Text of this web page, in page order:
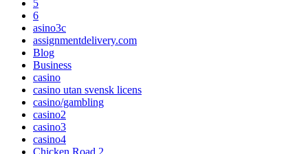
5
6
asino3c
assignmentdelivery.com
Blog
Business
casino
casino utan svensk licens
casino/gambling
casino2
casino3
casino4